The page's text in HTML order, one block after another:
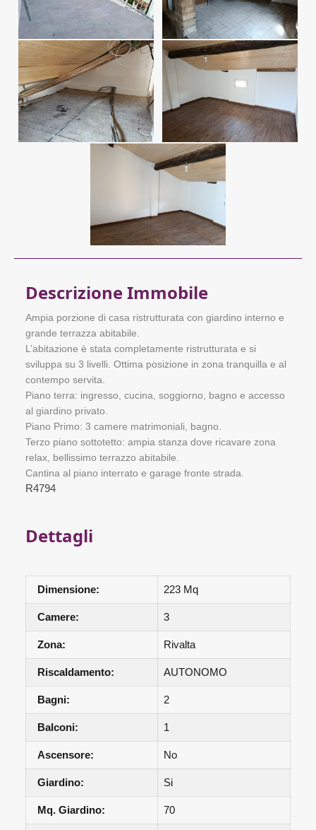
Descrizione Immobile
Ampia porzione di casa ristrutturata con giardino interno e
grande terrazza abitabile.
L’abitazione è stata completamente ristrutturata e si
sviluppa su 3 livelli. Ottima posizione in zona tranquilla e al
contempo servita.
Piano terra: ingresso, cucina, soggiorno, bagno e accesso
al giardino privato.
Piano Primo: 3 camere matrimoniali, bagno.
Terzo piano sottotetto: ampia stanza dove ricavare zona
relax, bellissimo terrazzo abitabile.
Cantina al piano interrato e garage fronte strada.
R4794
Dettagli
Dimensione: 223 Mq
Camere: 3
Zona: Rivalta
Riscaldamento: AUTONOMO
Bagni: 2
Balconi: 1
Ascensore: No
Giardino: Si
Mq. Giardino: 70